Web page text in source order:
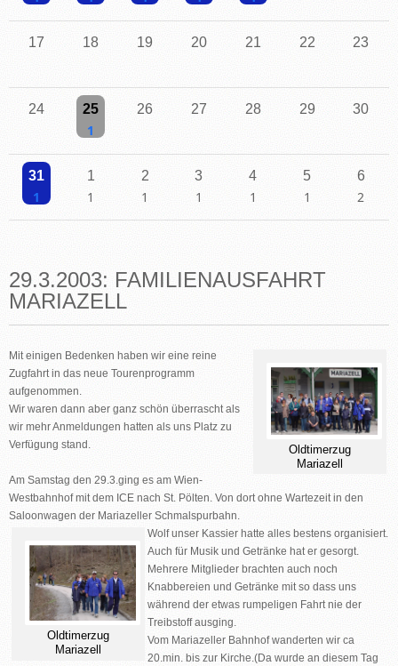
17 18 19 20 21 22 23
24 25 26 27 28 29 30
31 1 2 3 4 5 6
29.3.2003: FAMILIENAUSFAHRT
MARIAZELL
Oldtimerzug
Mariazell
Mit einigen Bedenken haben wir eine reine
Zugfahrt in das neue Tourenprogramm
aufgenommen.
Wir waren dann aber ganz schön überrascht als
wir mehr Anmeldungen hatten als uns Platz zu
Verfügung stand.
Am Samstag den 29.3.ging es am Wien-
Westbahnhof mit dem ICE nach St. Pölten. Von dort ohne Wartezeit in den
Saloonwagen der Mariazeller Schmalspurbahn.
Oldtimerzug
Mariazell
Wolf unser Kassier hatte alles bestens organisiert.
Auch für Musik und Getränke hat er gesorgt.
Mehrere Mitglieder brachten auch noch
Knabbereien und Getränke mit so dass uns
während der etwas rumpeligen Fahrt nie der
Treibstoff ausging.
Vom Mariazeller Bahnhof wanderten wir ca
20.min. bis zur Kirche.(Da wurde an diesem Tag